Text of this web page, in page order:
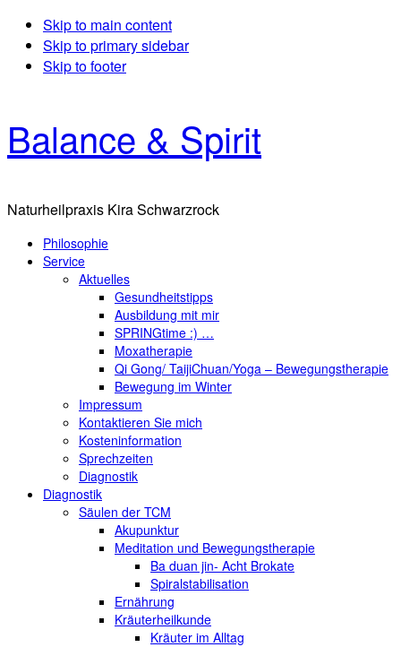
Skip to main content
Skip to primary sidebar
Skip to footer
Balance & Spirit
Naturheilpraxis Kira Schwarzrock
Philosophie
Service
Aktuelles
Gesundheitstipps
Ausbildung mit mir
SPRINGtime :) …
Moxatherapie
Qi Gong/ TaijiChuan/Yoga – Bewegungstherapie
Bewegung im Winter
Impressum
Kontaktieren Sie mich
Kosteninformation
Sprechzeiten
Diagnostik
Diagnostik
Säulen der TCM
Akupunktur
Meditation und Bewegungstherapie
Ba duan jin- Acht Brokate
Spiralstabilisation
Ernährung
Kräuterheilkunde
Kräuter im Alltag